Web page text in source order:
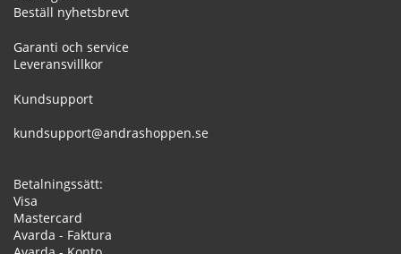
Beställ nyhetsbrevt
Garanti och service
Leveransvillkor
Kundsupport
kundsupport@andrashoppen.se
Betalningssätt:
Visa
Mastercard
Avarda - Faktura